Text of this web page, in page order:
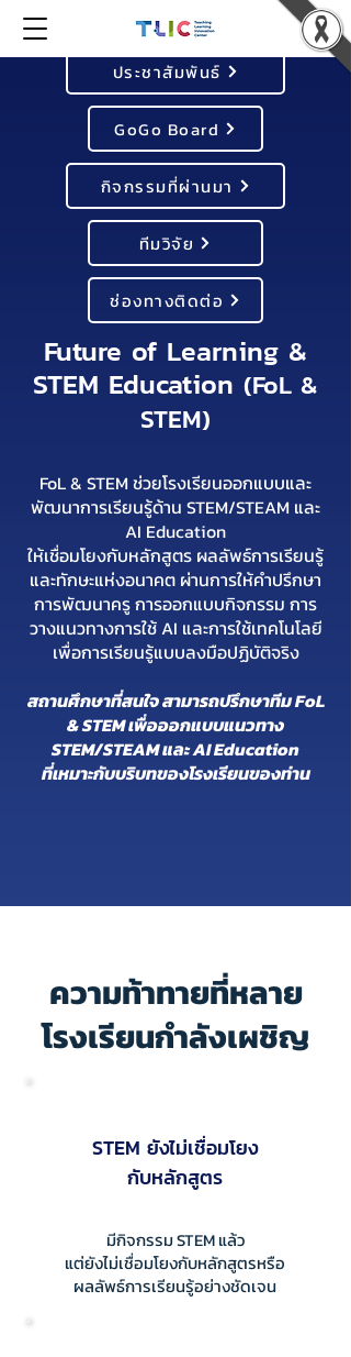
ประชาสัมพันธ์
GoGo Board
กิจกรรมที่ผ่านมา
ทีมวิจัย
ช่องทางติดต่อ
Future of Learning &
STEM Education (FoL &
STEM)
FoL & STEM ช่วยโรงเรียนออกแบบและ
พัฒนาการเรียนรู้ด้าน STEM/STEAM และ
AI Education
ให้เชื่อมโยงกับหลักสูตร ผลลัพธ์การเรียนรู้
และทักษะแห่งอนาคต ผ่านการให้คำปรึกษา
การพัฒนาครู การออกแบบกิจกรรม การ
วางแนวทางการใช้ AI และการใช้เทคโนโลยี
เพื่อการเรียนรู้แบบลงมือปฏิบัติจริง
สถานศึกษาที่สนใจ สามารถปรึกษาทีม FoL
& STEM เพื่อออกแบบแนวทาง
STEM/STEAM และ AI Education
ที่เหมาะกับบริบทของโรงเรียนของท่าน
ความท้าทายที่หลาย
โรงเรียนกำลังเผชิญ
STEM ยังไม่เชื่อมโยง
กับหลักสูตร
มีกิจกรรม STEM แล้ว
แต่ยังไม่เชื่อมโยงกับหลักสูตรหรือ
ผลลัพธ์การเรียนรู้อย่างชัดเจน